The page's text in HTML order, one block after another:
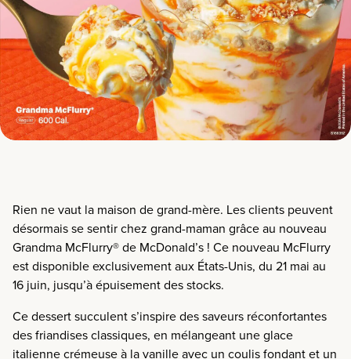
Rien ne vaut la maison de grand-mère. Les clients peuvent
désormais se sentir chez grand-maman grâce au nouveau
Grandma McFlurry®de McDonald’s ! Ce nouveau McFlurry
est disponible exclusivement aux États-Unis, du 21 mai au
16 juin, jusqu’à épuisement des stocks.
Ce dessert succulent s’inspire des saveurs réconfortantes
des friandises classiques, en mélangeant une glace
italienne crémeuse à la vanille avec un coulis fondant et un